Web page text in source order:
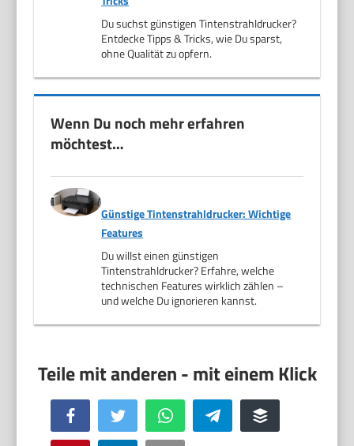
Du suchst günstigen Tintenstrahldrucker?
Entdecke Tipps & Tricks, wie Du sparst,
ohne Qualität zu opfern.
Wenn Du noch mehr erfahren
möchtest…
Günstige Tintenstrahldrucker: Wichtige
Features
Du willst einen günstigen
Tintenstrahldrucker? Erfahre, welche
technischen Features wirklich zählen –
und welche Du ignorieren kannst.
Facebook Twitter WhatsApp Telegram Buffer